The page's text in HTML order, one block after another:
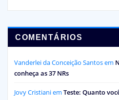
COMENTÁRIOS
Vanderlei da Conceição Santosem
conheça as 37 NRs
Jovy Cristianiem Teste: Quanto